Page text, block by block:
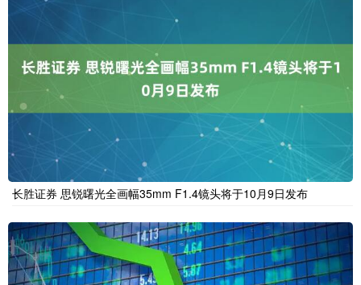
长胜证券 思锐曙光全画幅35mm F1.4镜头将于10月9日发布